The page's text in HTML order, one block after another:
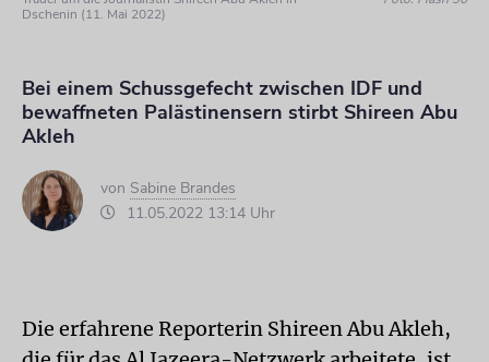
Dschenin (11. Mai 2022)
Bei einem Schussgefecht zwischen IDF und
bewaffneten Palästinensern stirbt Shireen Abu
Akleh
von Sabine Brandes
11.05.2022 13:14 Uhr
Die erfahrene Reporterin Shireen Abu Akleh,